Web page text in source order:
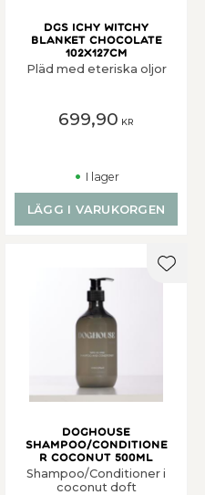
Dgs Ichy Witchy
Blanket Chocolate
102x127cm
Pläd med eteriska oljor
699,90 KR
I lager
LÄGG I VARUKORGEN
till i favoriter
DogHouse
Shampoo/Conditione
r Coconut 500ml
Shampoo/Conditioner i
coconut doft